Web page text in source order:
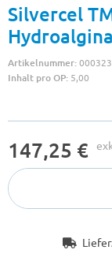
Silvercel
Artikelnummer:
Inhalt pro OP: 5,00
147,25 €